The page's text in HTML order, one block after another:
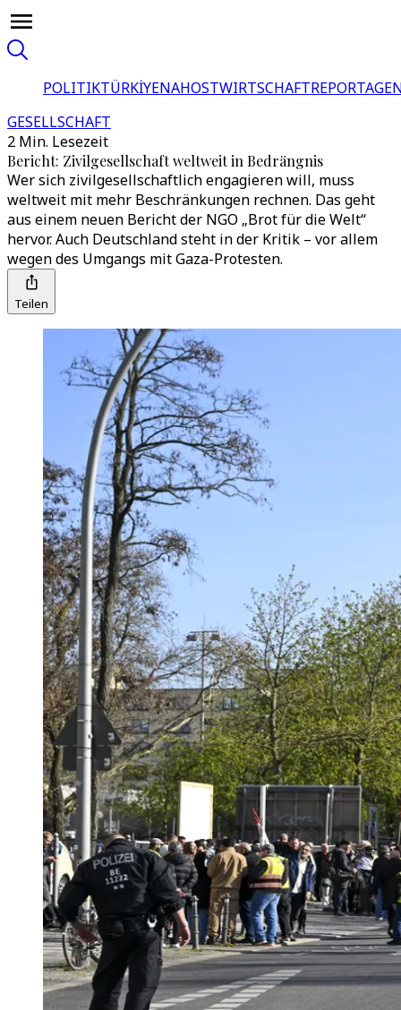
POLITIKTÜRKİYENAHOSTWIRTSCHAFT
GESELLSCHAFT
2 Min. Lesezeit
Bericht: Zivilgesellschaft weltweit in Bedrängnis
Wer sich zivilgesellschaftlich engagieren will, muss
weltweit mit mehr Beschränkungen rechnen. Das geht
aus einem neuen Bericht der NGO „Brot für die Welt“
hervor. Auch Deutschland steht in der Kritik – vor allem
wegen des Umgangs mit Gaza-Protesten.
Teilen